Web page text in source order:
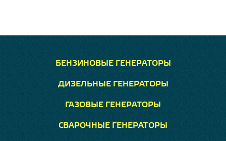
БЕНЗИНОВЫЕ ГЕНЕРАТОРЫ
ДИЗЕЛЬНЫЕ ГЕНЕРАТОРЫ
ГАЗОВЫЕ ГЕНЕРАТОРЫ
СВАРОЧНЫЕ ГЕНЕРАТОРЫ